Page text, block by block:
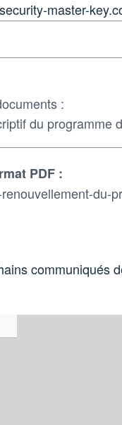
master-
:
du programme
PDF :
du-
communiqués